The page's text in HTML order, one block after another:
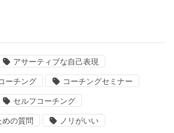
アサーティブな自己表現
ーチング コーチングセミナー
セルフコーチング
めの質問 ノリがいい